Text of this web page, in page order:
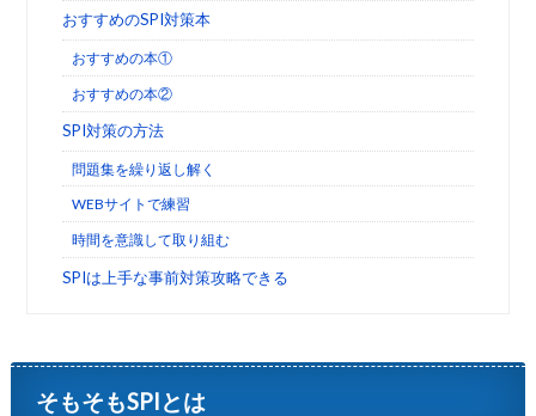
おすすめのSPI対策本
おすすめの本①
おすすめの本②
SPI対策の方法
問題集を繰り返し解く
WEBサイトで練習
時間を意識して取り組む
SPIは上手な事前対策攻略できる
そもそもSPIとは